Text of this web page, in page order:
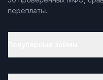
переплаты.